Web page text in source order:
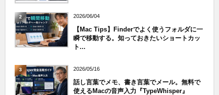
2 2026/06/04
【Mac Tips】Finderでよく使うフォルダに一
瞬で移動する。知っておきたいショートカッ
ト...
3 2026/05/16
話し言葉でメモ、書き言葉でメール。無料で
使えるMacの音声入力『TypeWhisper』